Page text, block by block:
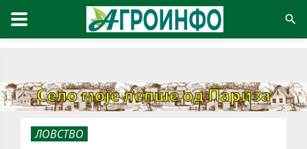
ЛОВСТВО